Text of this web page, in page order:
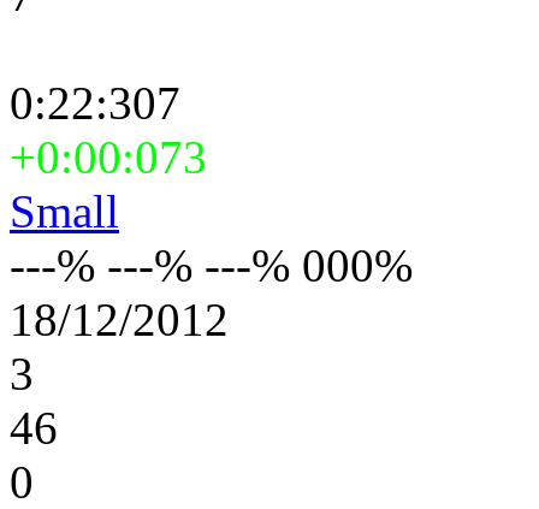
0:22:307
+0:00:073
Small
---% ---% ---% 000%
18/12/2012
3
46
0